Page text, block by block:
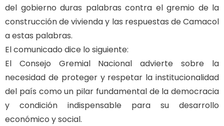
del gobierno duras palabras contra el gremio de la
construcción de vivienda y las respuestas de Camacol
a estas palabras.
El comunicado dice lo siguiente:
El Consejo Gremial Nacional advierte sobre la
necesidad de proteger y respetar la institucionalidad
del país como un pilar fundamental de la democracia
y condición indispensable para su desarrollo
económico y social.